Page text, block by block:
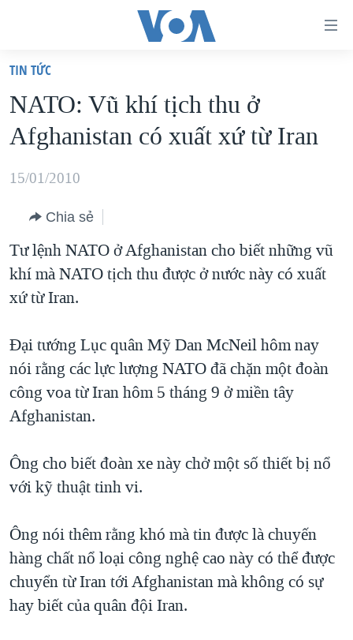
truy
cập
Tới
dung
chính
điều
hướng
chính
tới
"Tìm"
VIỆT NAM
HOA KỲ
BIỂN ĐÔNG
BLOG
DIỄN ĐÀN
MỤC
VẠCH TRẦN TIN GIẢ
NGƯỜI VIỆT HẢI NGOẠI
ĐỜI SỐNG
KINH TẾ
KHOA HỌC
SỨC KHOẺ
THỂ THAO
GIÁO DỤC
CHIẾN TRANH THƯƠNG MẠI CỦA MỸ: QUÁ KHỨ VÀ HIỆN
HÀNH TRÌNH BẦU CỬ 2024
MỘT NĂM CHIẾN TRANH TẠI DẢI GAZA
NGÀY TỊ NẠN THẾ GIỚI
TRỊNH VĨNH BÌNH - NGƯỜI HẠ 'BÊN THẮNG CUỘC'
GROUND ZERO – XƯA VÀ NAY
CHI PHÍ CHIẾN TRANH AFGHANISTAN
CÁC GIÁ TRỊ CỘNG HÒA Ở VIỆT NAM
THƯỢNG ĐỈNH TRUMP-KIM TẠI VIỆT NAM
HỌC TIẾNG ANH
VIDEO
NGHE
TIN TỨC
NATO: Vũ khí tịch thu ở
Afghanistan có xuất xứ từ Iran
15/01/2010
Chia sẻ
Tư lệnh NATO ở Afghanistan cho biết những vũ
khí mà NATO tịch thu được ở nước này có xuất
xứ từ Iran.
Đại tướng Lục quân Mỹ Dan McNeil hôm nay
nói rằng các lực lượng NATO đã chặn một đoàn
công voa từ Iran hôm 5 tháng 9 ở miền tây
Afghanistan.
Ông cho biết đoàn xe này chở một số thiết bị nổ
với kỹ thuật tinh vi.
Ông nói thêm rằng khó mà tin được là chuyến
hàng chất nổ loại công nghệ cao này có thể được
chuyển từ Iran tới Afghanistan mà không có sự
hay biết của quân đội Iran.